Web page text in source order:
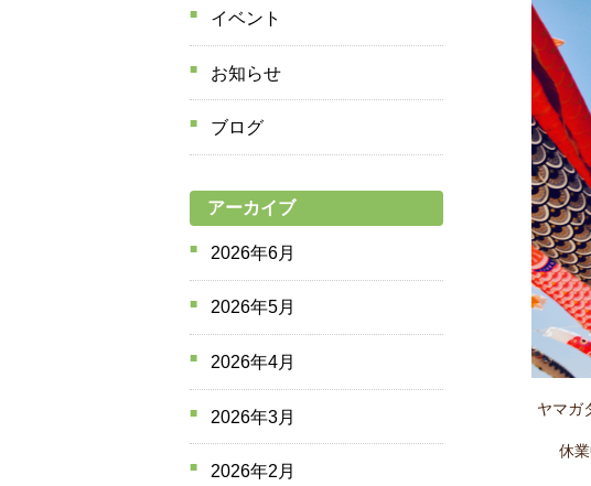
ヤマガ
休
イベント
お知らせ
ブログ
アーカイブ
2026年6月
2026年5月
2026年4月
2026年3月
2026年2月